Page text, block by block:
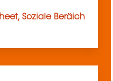
Soziale Beräich